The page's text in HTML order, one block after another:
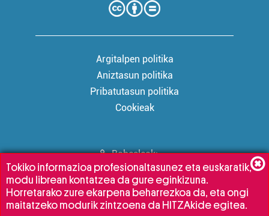
Argitalpen politika
Aniztasun politika
Pribatutasun politika
Cookieak
Babesleak:
Tokiko informazioa profesionaltasunez eta euskaratik,
modu librean kontatzea da gure eginkizuna.
Horretarako zure ekarpena beharrezkoa da, eta ongi
maitatzeko modurik zintzoena da HITZAkide egitea.